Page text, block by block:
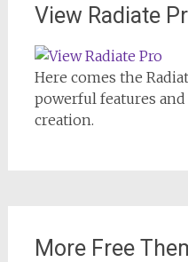
View Radiate
Here comes the
powerful features
creation.
More Free